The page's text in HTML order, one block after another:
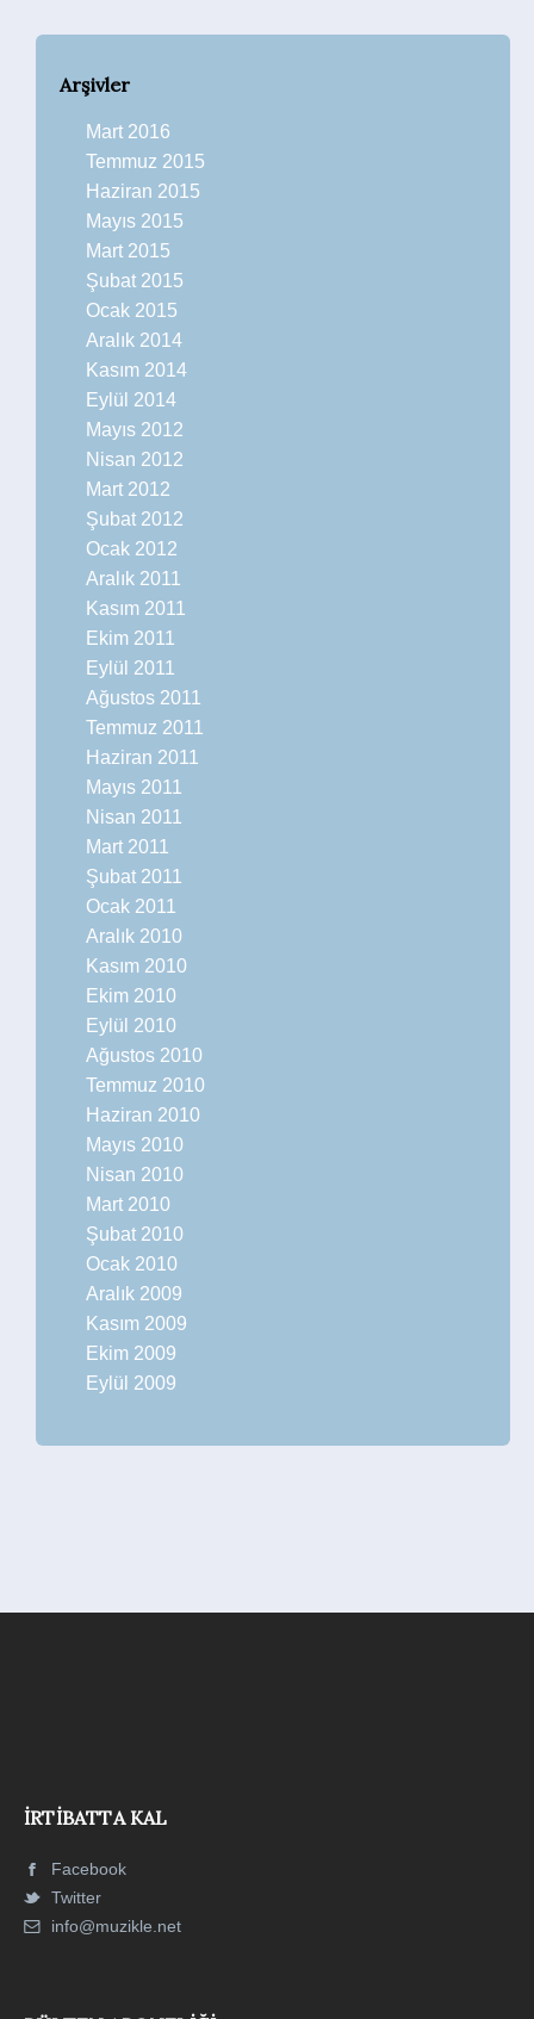
Arşivler
Mart 2016
Temmuz 2015
Haziran 2015
Mayıs 2015
Mart 2015
Şubat 2015
Ocak 2015
Aralık 2014
Kasım 2014
Eylül 2014
Mayıs 2012
Nisan 2012
Mart 2012
Şubat 2012
Ocak 2012
Aralık 2011
Kasım 2011
Ekim 2011
Eylül 2011
Ağustos 2011
Temmuz 2011
Haziran 2011
Mayıs 2011
Nisan 2011
Mart 2011
Şubat 2011
Ocak 2011
Aralık 2010
Kasım 2010
Ekim 2010
Eylül 2010
Ağustos 2010
Temmuz 2010
Haziran 2010
Mayıs 2010
Nisan 2010
Mart 2010
Şubat 2010
Ocak 2010
Aralık 2009
Kasım 2009
Ekim 2009
Eylül 2009
İRTIBATTA KAL
Facebook
Twitter
info@muzikle.net